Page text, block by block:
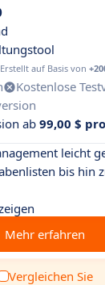
Erstellt auf Basis von
Kostenlose
ab 99,00 $
leicht
bis hin
Mehr erfahren
Vergleichen Sie